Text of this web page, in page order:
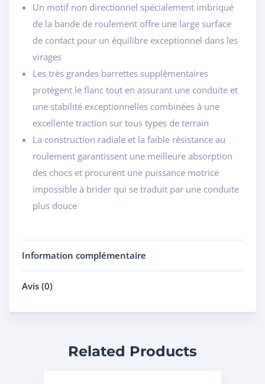
Un motif non directionnel spécialement imbriqué
de la bande de roulement offre une large surface
de contact pour un équilibre exceptionnel dans les
virages
Les très grandes barrettes supplémentaires
protègent le flanc tout en assurant une conduite et
une stabilité exceptionnelles combinées à une
excellente traction sur tous types de terrain
La construction radiale et la faible résistance au
roulement garantissent une meilleure absorption
des chocs et procurent une puissance motrice
impossible à brider qui se traduit par une conduite
plus douce
Information complémentaire
Avis (0)
Related Products